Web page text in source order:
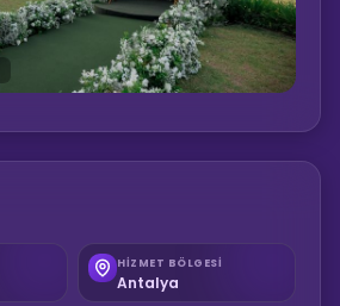
HIZMET BÖLGESI
Antalya